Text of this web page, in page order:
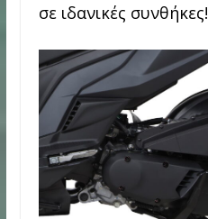
σε ιδανικές συνθήκες!